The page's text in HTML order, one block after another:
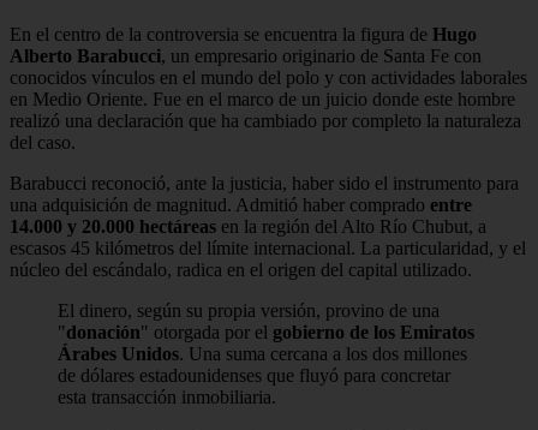
En el centro de la controversia se encuentra la figura de Hugo
Alberto Barabucci, un empresario originario de Santa Fe con
conocidos vínculos en el mundo del polo y con actividades laborales
en Medio Oriente. Fue en el marco de un juicio donde este hombre
realizó una declaración que ha cambiado por completo la naturaleza
del caso.
Barabucci reconoció, ante la justicia, haber sido el instrumento para
una adquisición de magnitud. Admitió haber comprado entre
14.000 y 20.000 hectáreas en la región del Alto Río Chubut, a
escasos 45 kilómetros del límite internacional. La particularidad, y el
núcleo del escándalo, radica en el origen del capital utilizado.
El dinero, según su propia versión, provino de una
"donación" otorgada por el gobierno de los Emiratos
Árabes Unidos. Una suma cercana a los dos millones
de dólares estadounidenses que fluyó para concretar
esta transacción inmobiliaria.